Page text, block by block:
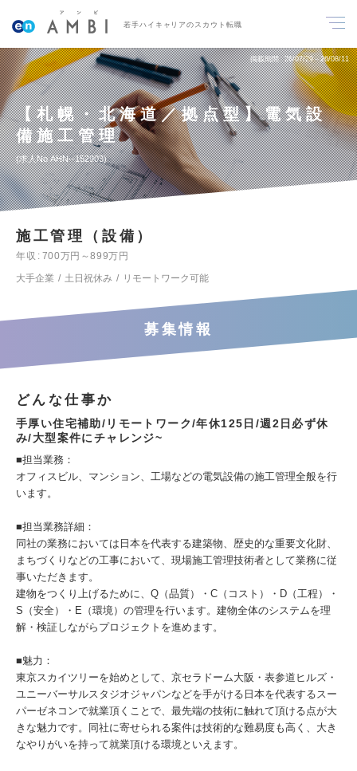
若手ハイキャリアのスカウト転職
掲載期間 26/07/29～26/08/11
【札幌・北海道／拠点型】電気設
備施工管理
求人No.AHN--152903
施工管理（設備）
年収
700万円～899万円
大手企業
土日祝休み リモートワーク可能
募集情報
どんな仕事か
手厚い住宅補助/リモートワーク/年休125日/週2日必ず休
み/大型案件にチャレンジ~
■担当業務：
オフィスビル、マンション、工場などの電気設備の施工管理全般を行
います。
■担当業務詳細：
同社の業務においては日本を代表する建築物、歴史的な重要文化財、
まちづくりなどの工事において、現場施工管理技術者として業務に従
事いただきます。
建物をつくり上げるために、Q（品質）・C（コスト）・D（工程）・
S（安全）・E（環境）の管理を行います。建物全体のシステムを理
解・検証しながらプロジェクトを進めます。
■魅力：
東京スカイツリーを始めとして、京セラドーム大阪・表参道ヒルズ・
ユニーバーサルスタジオジャパンなどを手がける日本を代表するスー
パーゼネコンで就業頂くことで、最先端の技術に触れて頂ける点が大
きな魅力です。同社に寄せられる案件は技術的な難易度も高く、大き
なやりがいを持って就業頂ける環境といえます。